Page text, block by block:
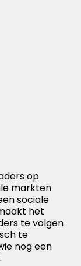
op
markten
sociale
het
te volgen
te
nog een